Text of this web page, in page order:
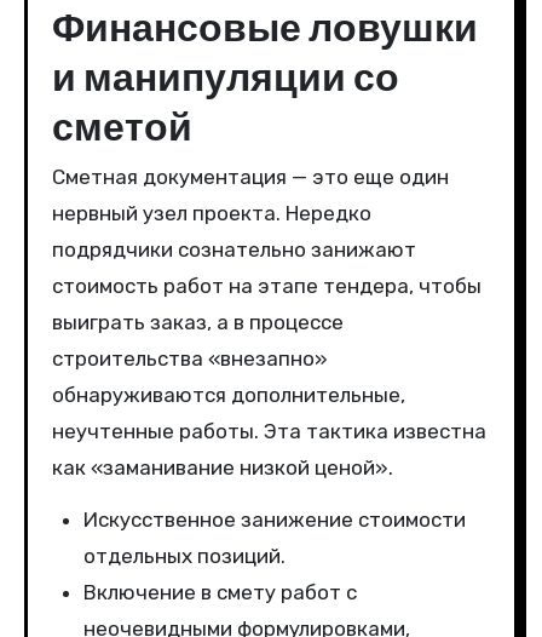
Финансовые ловушки
и манипуляции со
сметой
Сметная документация — это еще один
нервный узел проекта. Нередко
подрядчики сознательно занижают
стоимость работ на этапе тендера, чтобы
выиграть заказ, а в процессе
строительства «внезапно»
обнаруживаются дополнительные,
неучтенные работы. Эта тактика известна
как «заманивание низкой ценой».
Искусственное занижение стоимости
отдельных позиций.
Включение в смету работ с
неочевидными формулировками,